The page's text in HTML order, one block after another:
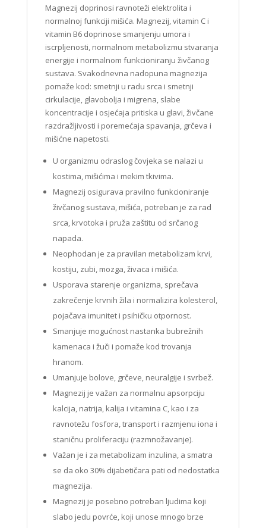
Magnezij doprinosi ravnoteži elektrolita i
normalnoj funkciji mišića. Magnezij, vitamin C i
vitamin B6 doprinose smanjenju umora i
iscrpljenosti, normalnom metabolizmu stvaranja
energije i normalnom funkcioniranju živčanog
sustava. Svakodnevna nadopuna magnezija
pomaže kod: smetnji u radu srca i smetnji
cirkulacije, glavobolja i migrena, slabe
koncentracije i osjećaja pritiska u glavi, živčane
razdražljivosti i poremećaja spavanja, grčeva i
mišićne napetosti.
U organizmu odraslog čovjeka se nalazi u
kostima, mišićima i mekim tkivima.
Magnezij osigurava pravilno funkcioniranje
živčanog sustava, mišića, potreban je za rad
srca, krvotoka i pruža zaštitu od srčanog
napada.
Neophodan je za pravilan metabolizam krvi,
kostiju, zubi, mozga, živaca i mišića.
Usporava starenje organizma, sprečava
zakrečenje krvnih žila i normalizira kolesterol,
pojačava imunitet i psihičku otpornost.
Smanjuje mogućnost nastanka bubrežnih
kamenaca i žuči i pomaže kod trovanja
hranom.
Umanjuje bolove, grčeve, neuralgije i svrbež.
Magnezij je važan za normalnu apsorpciju
kalcija, natrija, kalija i vitamina C, kao i za
ravnotežu fosfora, transport i razmjenu iona i
staničnu proliferaciju (razmnožavanje).
Važan je i za metabolizam inzulina, a smatra
se da oko 30% dijabetičara pati od nedostatka
magnezija.
Magnezij je posebno potreban ljudima koji
slabo jedu povrće, koji unose mnogo brze